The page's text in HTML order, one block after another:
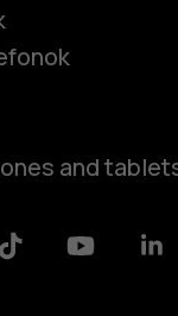
and
Tiktok Youtube